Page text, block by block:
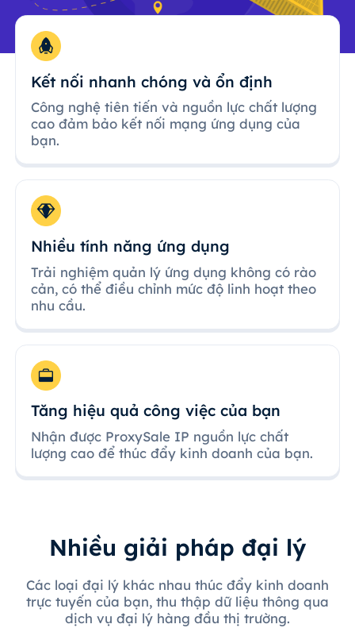
Kết nối nhanh chóng và ổn định
Công nghệ tiên tiến và nguồn lực chất lượng
cao đảm bảo kết nối mạng ứng dụng của
bạn.
Nhiều tính năng ứng dụng
Trải nghiệm quản lý ứng dụng không có rào
cản, có thể điều chỉnh mức độ linh hoạt theo
nhu cầu.
Tăng hiệu quả công việc của bạn
Nhận được ProxySale IP nguồn lực chất
lượng cao để thúc đẩy kinh doanh của bạn.
Nhiều giải pháp đại lý
Các loại đại lý khác nhau thúc đẩy kinh doanh
trực tuyến của bạn, thu thập dữ liệu thông qua
dịch vụ đại lý hàng đầu thị trường.